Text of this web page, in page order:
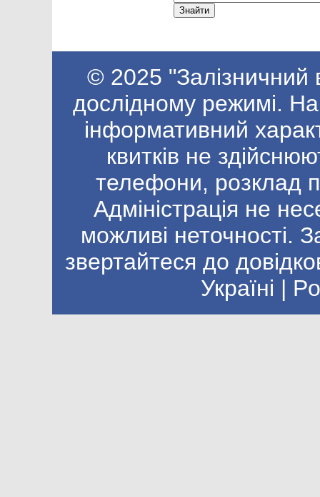
© 2025
дослідному режимі.
інформативний
квитків не
телефони, розклад
Адміністрація не
можливі неточності.
звертайтеся до
Україні |